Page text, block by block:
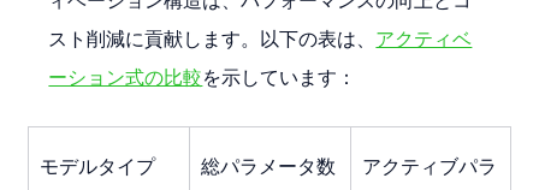
スト削減に貢献します。以下の表は、 アクティベ
ーション式の比較を示しています：
モデルタイプ
総パラメータ数
アクティブパラ